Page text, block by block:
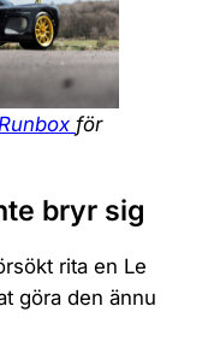
för
bryr sig
rita en Le
göra den ännu